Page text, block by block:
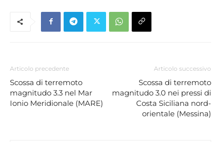
Articolo precedente
Scossa di terremoto
magnitudo 3.3 nel Mar
Ionio Meridionale (MARE)
Articolo successivo
Scossa di terremoto
magnitudo 3.0 nei pressi di
Costa Siciliana nord-
orientale (Messina)